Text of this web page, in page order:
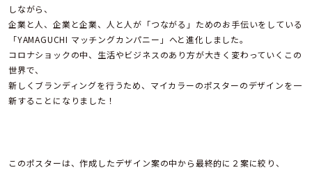
しながら、
企業と人、企業と企業、人と人が「つながる」ためのお手伝いをしている
「YAMAGUCHI マッチングカンパニー」へと進化しました。
コロナショックの中、生活やビジネスのあり方が大きく変わっていくこの
世界で、
新しくブランディングを行うため、マイカラーのポスターのデザインを一
新することになりました！
このポスターは、作成したデザイン案の中から最終的に２案に絞り、